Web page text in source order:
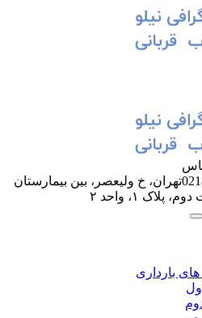
تهران، خ ولیعصر، بین بیمارستان
پلاک ۱، واحد ۲
های بارداری